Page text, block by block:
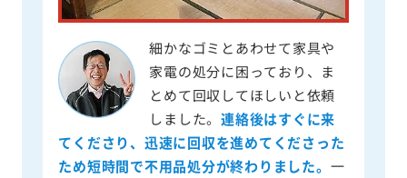
細かなゴミとあわせて家具や
家電の処分に困っており、ま
とめて回収してほしいと依頼
しました。連絡後はすぐに来
てくださり、迅速に回収を進めてくださった
ため短時間で不用品処分が終わりました。 一